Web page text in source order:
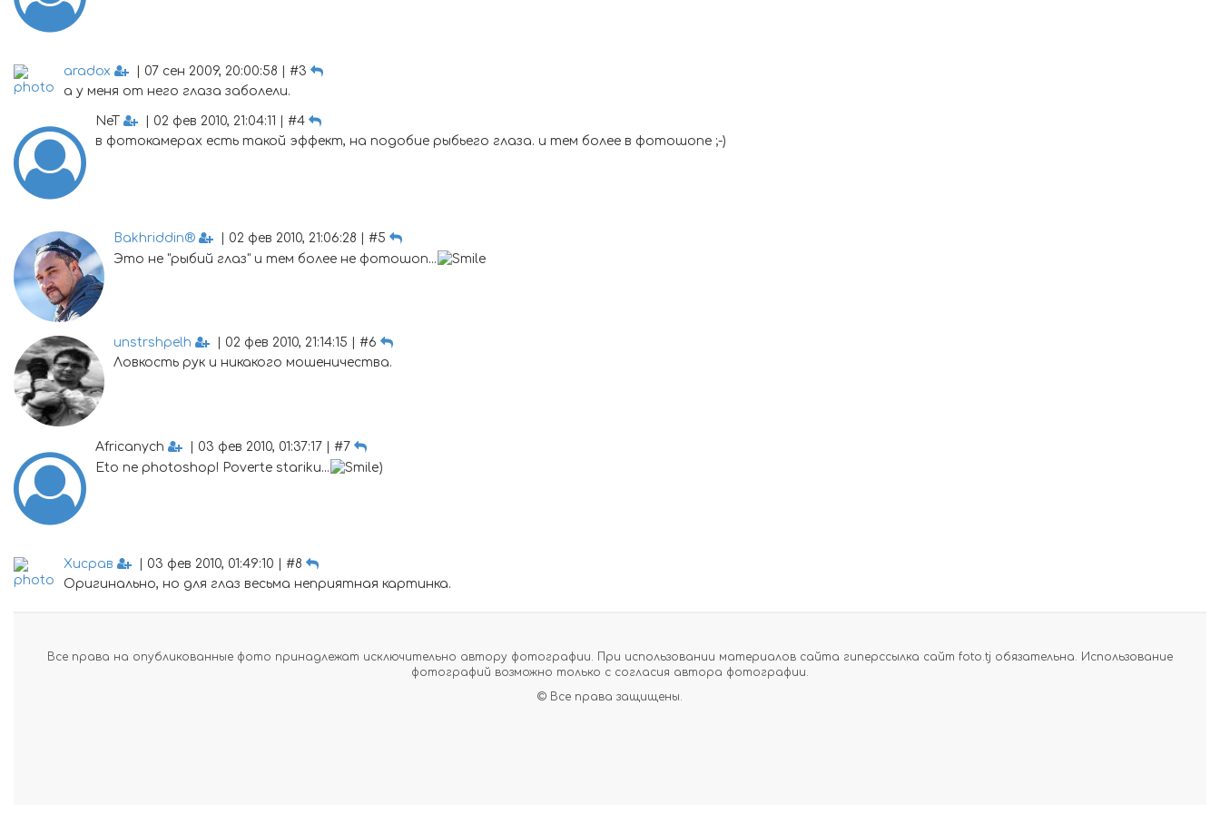
aradox
| 07 сен 2009, 20:00:58 | #3
а у меня от него глаза заболели.
NeT
| 02 фев 2010, 21:04:11 | #4
в фотокамерах есть такой эффект, на подобие рыбьего глаза. и тем более в фотошопе ;-)
Bakhriddin®
| 02 фев 2010, 21:06:28 | #5
Это не "рыбий глаз" и тем более не фотошоп...
unstrshpelh
| 02 фев 2010, 21:14:15 | #6
Ловкость рук и никакого мошеничества.
Africanych
| 03 фев 2010, 01:37:17 | #7
Eto ne photoshop! Poverte stariku...
)
Хисрав
| 03 фев 2010, 01:49:10 | #8
Оригинально, но для глаз весьма неприятная картинка.
Все права на опубликованные фото принадлежат исключительно автору фотографии. При использовании материалов сайта гиперссылка сайт foto.tj обязательна. Использование
фотографий возможно только с согласия автора фотографии.
© Все права защищены.